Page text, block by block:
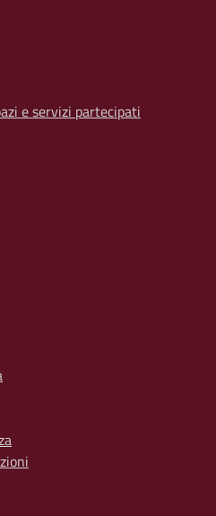
e servizi partecipati